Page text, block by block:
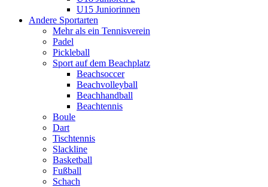
U15 Juniorinnen
Andere Sportarten
Mehr als ein Tennisverein
Padel
Pickleball
Sport auf dem Beachplatz
Beachsoccer
Beachvolleyball
Beachhandball
Beachtennis
Boule
Dart
Tischtennis
Slackline
Basketball
Fußball
Schach